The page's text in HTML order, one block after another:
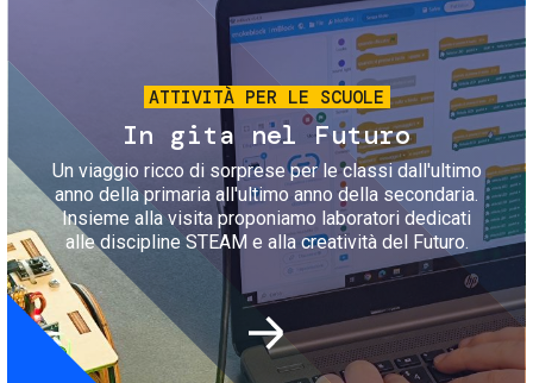
ATTIVITÀ PER LE SCUOLE
In gita nel Futuro
Un viaggio ricco di sorprese per le classi dall'ultimo
anno della primaria all'ultimo anno della secondaria.
Insieme alla visita proponiamo laboratori dedicati
alle discipline STEAM e alla creatività del Futuro.